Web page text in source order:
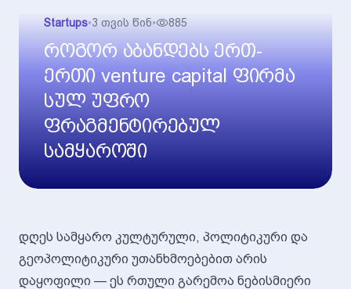
Startups•3 თვის წინ• 885
როგორ აბანდებს ერთ-
ერთი venture capital ფირმა
სულ უფრო
ფრაგმენტირებულ
სამყაროში
დღეს სამყარო კულტურული, პოლიტიკური და
გეოპოლიტიკური უთანხმოებებით არის
დაყოფილი — ეს რთული გარემოა ნებისმიერი